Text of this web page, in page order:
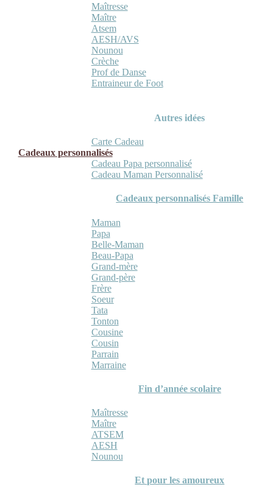
Maîtresse
Maître
Atsem
AESH/AVS
Nounou
Crèche
Prof de Danse
Entraineur de Foot
Autres idées
Carte Cadeau
Cadeaux personnalisés
Cadeau Papa personnalisé
Cadeau Maman Personnalisé
Cadeaux personnalisés Famille
Maman
Papa
Belle-Maman
Beau-Papa
Grand-mère
Grand-père
Frère
Soeur
Tata
Tonton
Cousine
Cousin
Parrain
Marraine
Fin d’année scolaire
Maîtresse
Maître
ATSEM
AESH
Nounou
Et pour les amoureux